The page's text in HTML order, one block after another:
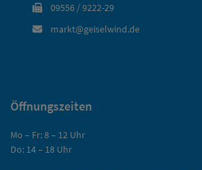
09556 / 9222-29
markt@geiselwind.de
Öffnungszeiten
Mo – Fr: 8 – 12 Uhr
Do: 14 – 18 Uhr